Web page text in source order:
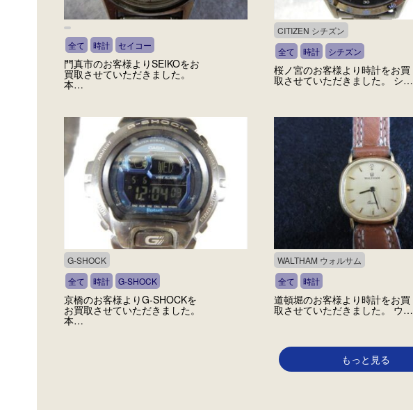
全て 時計 セイコー
門真市のお客様よりSEIKOをお
買取させていただきました。
本…
CITIZEN シチズン
全て
時計 シチズン
桜ノ宮のお客様より時計をお買
取させていただきました。 シ…
G-SHOCK
全て
時計 G-SHOCK
京橋のお客様よりG-SHOCKを
お買取させていただきました。
本…
WALTHAM ウォルサム
全て
時計
道頓堀のお客様より時計をお買
取させていただきました。 ウ…
もっと見る